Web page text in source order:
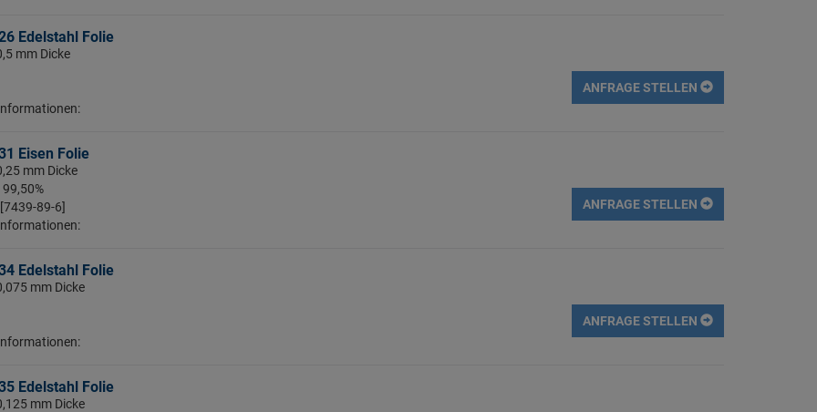
Edelstahl Folie
mm Dicke
ANFRAGE STELLEN
Eisen Folie
mm Dicke
89-6]
ANFRAGE STELLEN
Edelstahl Folie
mm Dicke
ANFRAGE STELLEN
Edelstahl Folie
mm Dicke